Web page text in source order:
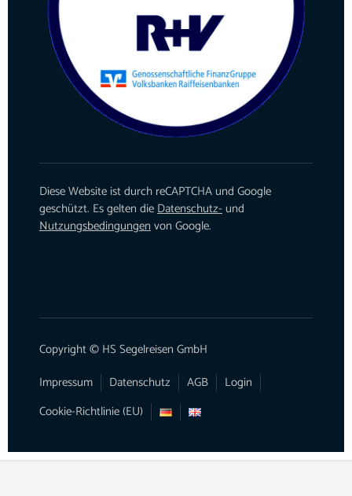
Diese Website ist durch reCAPTCHA und Google
geschützt. Es gelten dieDatenschutz- und
Nutzungsbedingungenvon Google.
Copyright © HS Segelreisen GmbH
Impressum
Datenschutz AGB
Login
Cookie-Richtlinie (EU)